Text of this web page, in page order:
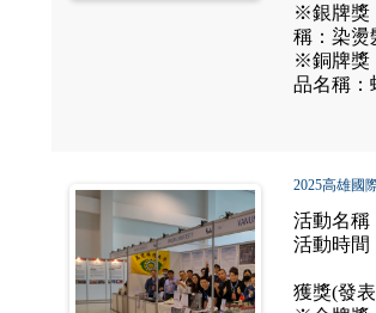
※銀牌獎
稱：染燙
※銅牌獎
品名稱：
2025高雄國
活動名稱
活動時間
獲獎(發